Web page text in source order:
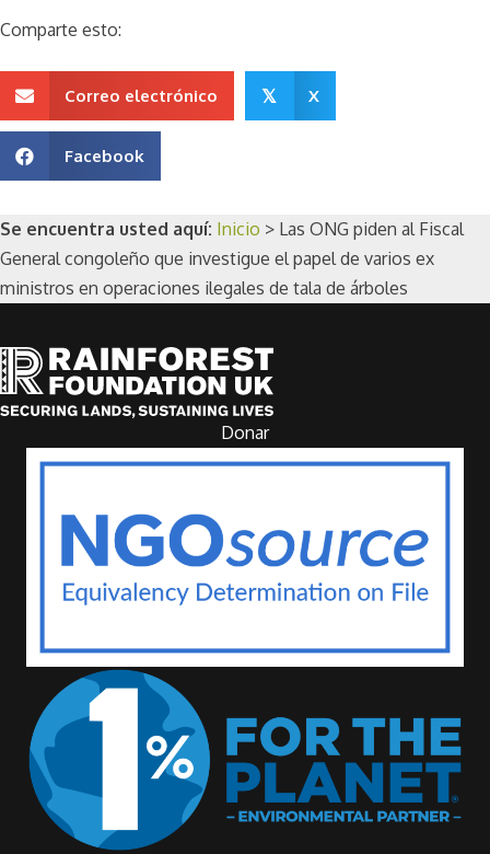
Comparte esto:
Correo electrónico 𝕏 X
Facebook
Se encuentra usted aquí: Inicio > Las ONG piden al Fiscal
General congoleño que investigue el papel de varios ex
ministros en operaciones ilegales de tala de árboles
Donar